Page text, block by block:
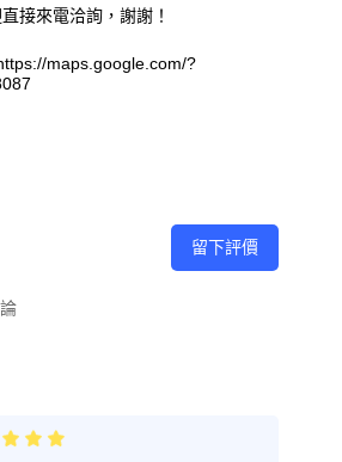
接來電洽詢，謝謝！
maps.google.com/?
留下評價